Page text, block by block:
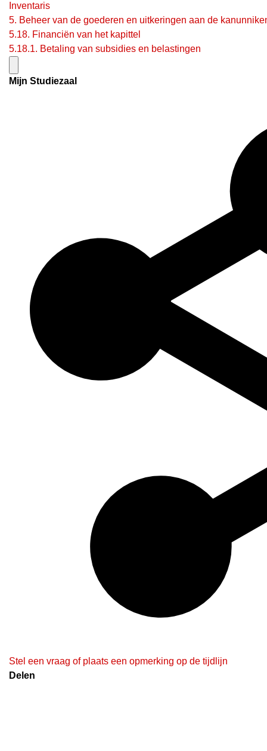
Inventaris
5. Beheer van de goederen en uitkeringen aan de
5.18. Financiën van het kapittel
5.18.1. Betaling van subsidies en belastingen
Mijn Studiezaal
Stel een vraag of plaats een opmerking op de tijdlijn
Delen